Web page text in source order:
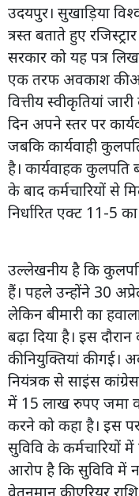
उदयपुर। सुखाड़िया
त्रस्त बताते हुए
सरकार को यह पत्र
एक तरफ अवकाश की
वित्तीय स्वीकृतियां
दिन अपने स्तर पर
जबकि कार्यवाही
है। कार्यवाहक कुलपति
के बाद कर्मचारियों से
निर्धारित एक्ट 11-5
उल्लेखनीय है कि
हैं। पहले उन्होंने 30
लेकिन बीमारी का
बढ़ा दिया है। इस
की नियुक्तियां की
नियंत्रक से साइंस
में 15 लाख रुपए जमा
करने को कहा है। इस पर
सुविवि के कर्मचारियों
आरोप है कि सुविवि में
वेतनमान की एरियर